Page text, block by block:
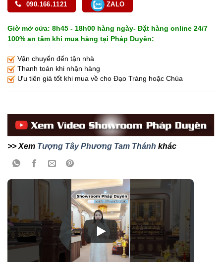
090.166.1121 ZALO
Giờ mở cửa: 8h45 - 18h00 hàng ngày- Đặt hàng online 24/7
100% an tâm khi mua hàng tại Pháp Duyên:
Vận chuyển đến tận nhà
Thanh toán khi nhận hàng
Ưu tiên giá tốt khi mua về cho Đạo Tràng hoặc Chùa
>> Xem Tượng Tây Phương Tam Thánh khác